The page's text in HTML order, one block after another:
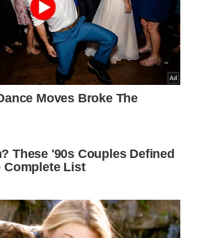
e texturas inclui versões
cimento queimado, madeira
gráficos mais ousados.
que tapetes de pelo alto,
portas e o movimento de
usado em escritórios
de estudo e ambientes